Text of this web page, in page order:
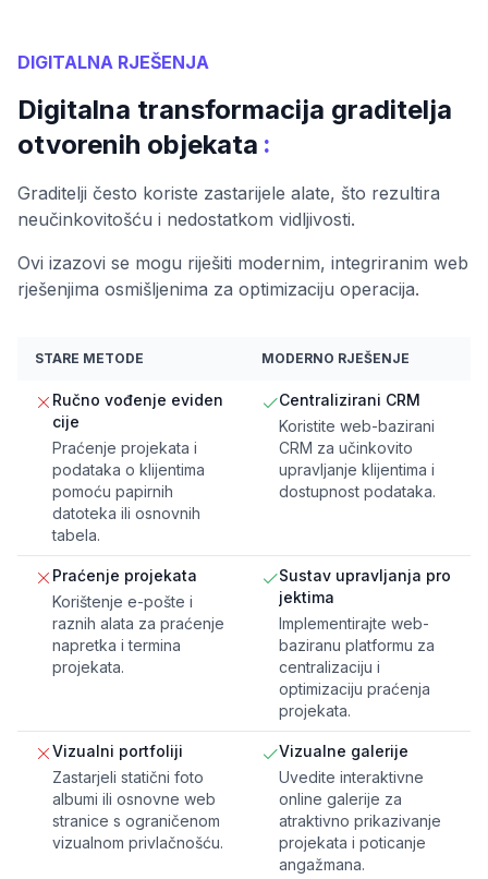
DIGITALNA RJEŠENJA
Digitalna transformacija graditelja
otvorenih objekata :
Graditelji često koriste zastarijele alate, što rezultira
neučinkovitošću i nedostatkom vidljivosti.
Ovi izazovi se mogu riješiti modernim, integriranim web
rješenjima osmišljenima za optimizaciju operacija.
STARE METODE MODERNO RJEŠENJE
Ručno vođenje eviden
cije
Praćenje projekata i
podataka o klijentima
pomoću papirnih
datoteka ili osnovnih
tabela.
Centralizirani CRM
Koristite web-bazirani
CRM za učinkovito
upravljanje klijentima i
dostupnost podataka.
Praćenje projekata
Korištenje e-pošte i
raznih alata za praćenje
napretka i termina
projekata.
Sustav upravljanja pro
jektima
Implementirajte web-
baziranu platformu za
centralizaciju i
optimizaciju praćenja
projekata.
Vizualni portfoliji
Zastarjeli statični foto
albumi ili osnovne web
stranice s ograničenom
vizualnom privlačnošću.
Vizualne galerije
Uvedite interaktivne
online galerije za
atraktivno prikazivanje
projekata i poticanje
angažmana.